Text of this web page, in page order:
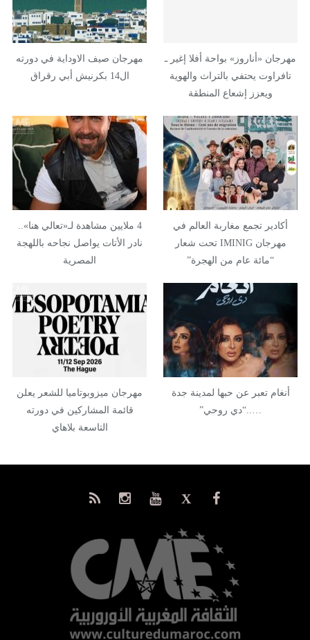
مهرجان «أناروز» بواحة أفلا إغير ـ
تافراوت يحتفي بالتراث والهوية
ويعزز إشعاع المنطقة
مهرجان صيف الاوداية في دورته
ال14 بكرنيش أبي رقراق
أكادير تجمع مغاربة العالم في
مهرجان IMINIG تحت شعار
“مائة عام من الهجرة”
4 ملايين مشاهدة لـ«تعالي هنا»..
نادر الأتات يواصل نجاحه باللهجة
المصرية
أنغام تعبر عن حبها لمدينة جدة
…..“دي روحي”
مهرجان ميزوبوتاميا للشعر يعلن
قائمة المشاركين في دورته
التاسعة بلاهاي